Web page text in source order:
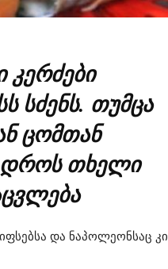
კერძები
სძენს. თუმცა
ცომთან
დროს თხელი
და ნაპოლეონსაც კი